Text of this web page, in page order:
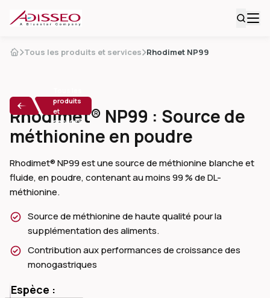
Tous les produits et services Rhodimet NP99
produits
et
services
Rhodimet® NP99 : Source de
méthionine en poudre
Rhodimet® NP99 est une source de méthionine blanche et
fluide, en poudre, contenant au moins 99 % de DL-
méthionine.
Source de méthionine de haute qualité pour la
supplémentation des aliments.
Contribution aux performances de croissance des
monogastriques
Espèce :